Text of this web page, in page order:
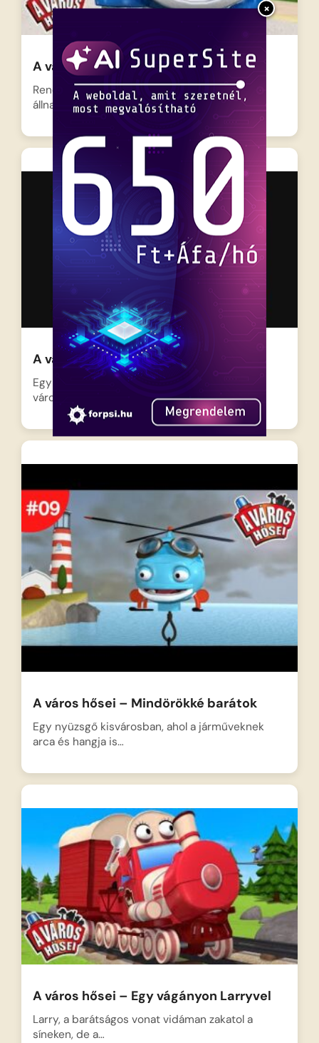
×
A város hősei – Nevess
Rendőr Paulie és Tűzoltó Fiona mindig készen
állnak a bevetésre,…
A város hősei-A hőlégballon
Egy gyönyörű, színes hőlégballon érkezik a
városba, ami azonnal felkelti…
A város hősei – Mindörökké barátok
Egy nyüzsgő kisvárosban, ahol a járműveknek
arca és hangja is…
A város hősei – Egy vágányon Larryvel
Larry, a barátságos vonat vidáman zakatol a
síneken, de a…